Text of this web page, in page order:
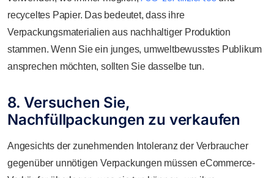
recyceltes Papier. Das bedeutet, dass ihre
Verpackungsmaterialien aus nachhaltiger Produktion
stammen. Wenn Sie ein junges, umweltbewusstes Publikum
ansprechen möchten, sollten Sie dasselbe tun.
8. Versuchen Sie,
Nachfüllpackungen zu verkaufen
Angesichts der zunehmenden Intoleranz der Verbraucher
gegenüber unnötigen Verpackungen müssen eCommerce-